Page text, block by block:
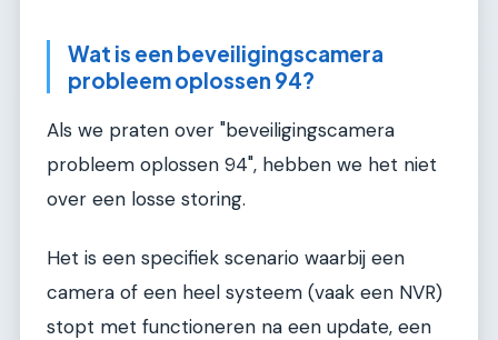
Wat is een beveiligingscamera
probleem oplossen 94?
Als we praten over "beveiligingscamera
probleem oplossen 94", hebben we het niet
over een losse storing.
Het is een specifiek scenario waarbij een
camera of een heel systeem (vaak een NVR)
stopt met functioneren na een update, een